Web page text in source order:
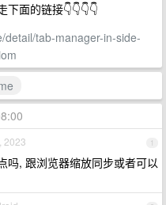
面的链接👇👇👇👇
tab-manager-in-side-
1
2023
吗, 跟浏览器缩放同步或者可以